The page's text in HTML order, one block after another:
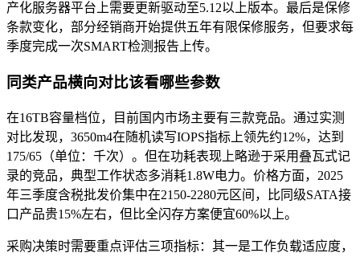
产化服务器平台上需要更新驱动至5.12以上版本。最后是保修
条款变化，部分经销商开始提供五年有限保修服务，但要求每
季度完成一次SMART检测报告上传。
同类产品横向对比该看哪些参数
在16TB容量档位，目前国内市场主要有三款竞品。通过实测
对比发现，3650m4在随机读写IOPS指标上领先约12%，达到
175/65（单位：千次）。但在功耗表现上略逊于采用叠瓦式记
录的竞品，典型工作状态多消耗1.8W电力。价格方面，2025
年三季度含税批发价集中在2150-2280元区间，比同级SATA接
口产品贵15%左右，但比全闪存方案便宜60%以上。
采购决策时需要重点评估三项指标：其一是工作负载适应度，